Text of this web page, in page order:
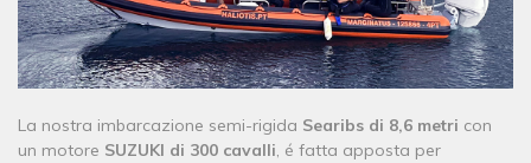
La nostra imbarcazione semi-rigida Searibs di 8,6 metri con
un motore SUZUKI di 300 cavalli, é fatta apposta per